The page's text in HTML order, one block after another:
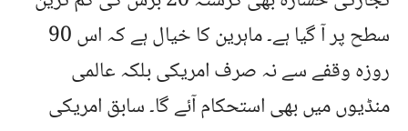
سطح پر آ گیا ہے۔ ماہرین کا خیال ہے کہ اس 90
روزہ وقفے سے نہ صرف امریکی بلکہ عالمی
منڈیوں میں بھی استحکام آئے گا۔ سابق امریکی